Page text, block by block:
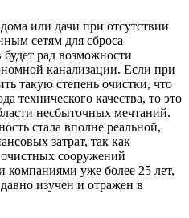
или дачи при отсутствии
сетям для сброса
рад возможности
канализации. Если при
такую степень очистки, что
технического качества, то это
несбыточных мечтаний.
стала вполне реальной,
затрат, так как
очистных сооружений
компаниями уже более 25 лет,
изучен и отражен в